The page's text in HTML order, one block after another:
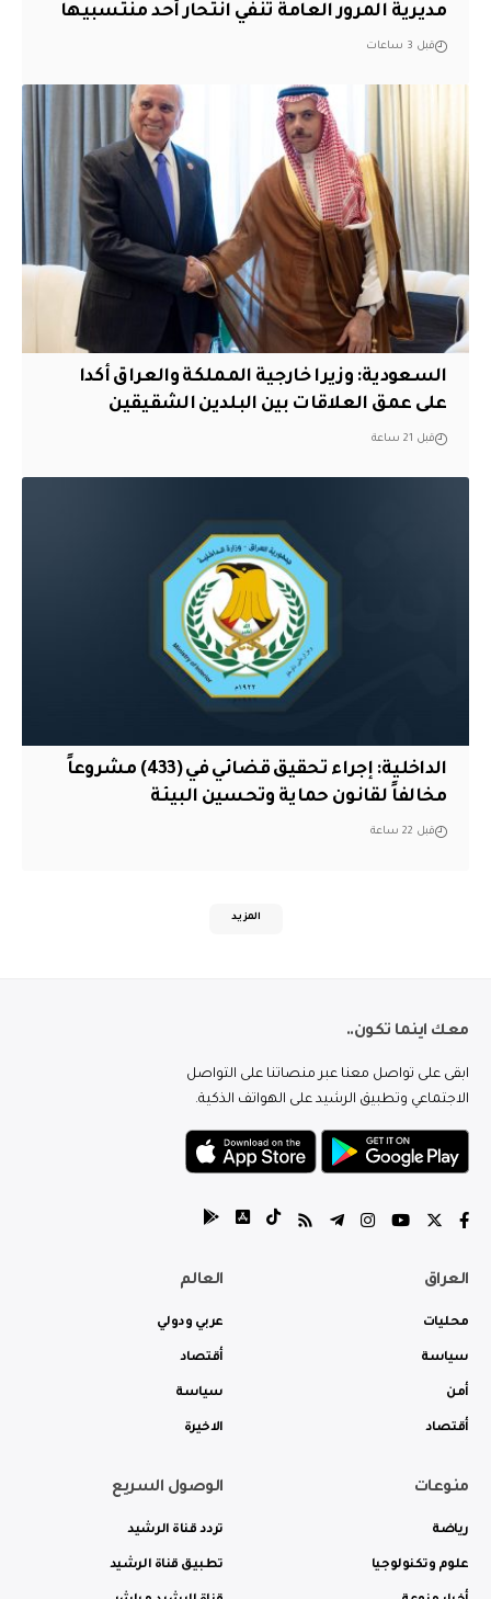
مديرية المرور العامة تنفي انتحار أحد منتسبيها
قبل 3 ساعات
السعودية: وزيرا خارجية المملكة والعراق أكدا
على عمق العلاقات بين البلدين الشقيقين
قبل 21 ساعة
الداخلية: إجراء تحقيق قضائي في (433) مشروعاً
مخالفاً لقانون حماية وتحسين البيئة
قبل 22 ساعة
المزيد
معك اينما تكون..
ابقى على تواصل معنا عبر منصاتنا على التواصل
الاجتماعي وتطبيق الرشيد على الهواتف الذكية.
العراق
محليات
سياسة
أمن
أقتصاد
العالم
عربي ودولي
أقتصاد
سياسة
الاخيرة
منوعات
رياضة
علوم وتكنولوجيا
الوصول السريع
تردد قناة الرشيد
تطبيق قناة الرشيد